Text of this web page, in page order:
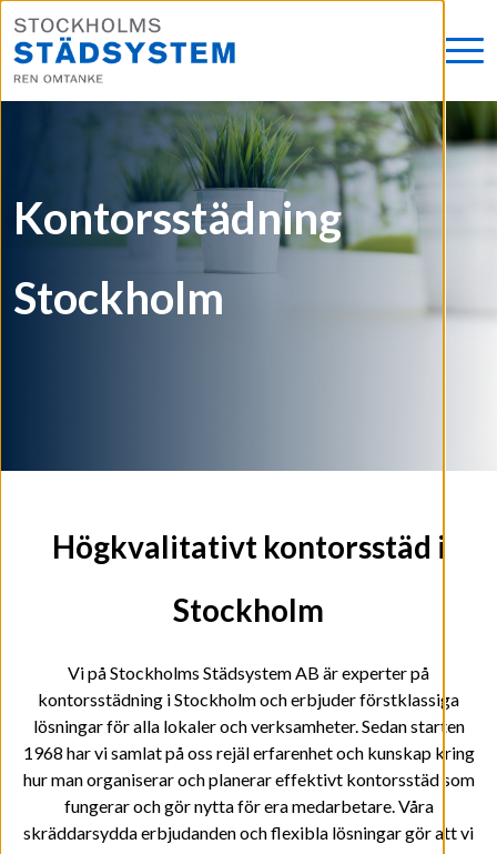
Kontorsstädning
Stockholm
Högkvalitativt kontorsstäd i
Stockholm
Vi på Stockholms Städsystem AB är experter på
kontorsstädning i Stockholm och erbjuder förstklassiga
lösningar för alla lokaler och verksamheter. Sedan starten
1968 har vi samlat på oss rejäl erfarenhet och kunskap kring
hur man organiserar och planerar effektivt kontorsstäd som
fungerar och gör nytta för era medarbetare. Våra
skräddarsydda erbjudanden och flexibla lösningar gör att vi